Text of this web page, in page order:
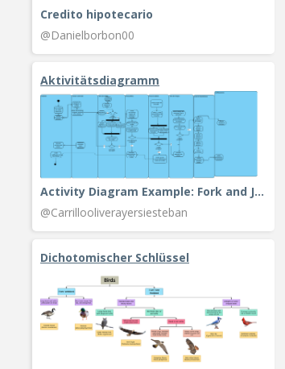
Credito hipotecario
@Danielborbon00
Aktivitätsdiagramm
Activity Diagram Example: Fork and Join
@Carrillooliverayersiesteban
Dichotomischer Schlüssel